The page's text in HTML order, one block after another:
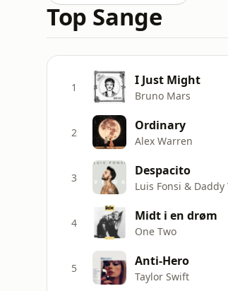
Top Sange
1 I Just Might
Bruno Mars
2 Ordinary
Alex Warren
3 Despacito
Luis Fonsi & Daddy
4 Midt i en drøm
One Two
5 Anti-Hero
Taylor Swift